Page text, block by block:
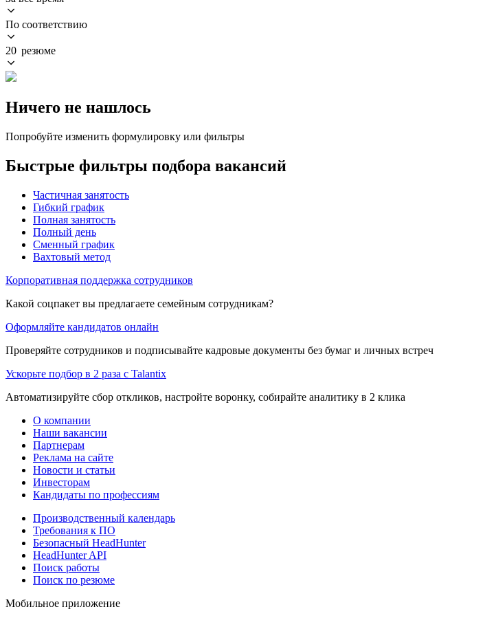
По соответствию
20 резюме
Ничего не нашлось
Попробуйте изменить формулировку или фильтры
Быстрые фильтры подбора вакансий
Частичная занятость
Гибкий график
Полная занятость
Полный день
Сменный график
Вахтовый метод
Корпоративная поддержка сотрудников
Какой соцпакет вы предлагаете семейным сотрудникам?
Оформляйте кандидатов онлайн
Проверяйте сотрудников и подписывайте кадровые документы без бумаг и личных встреч
Ускорьте подбор в 2 раза с Talantix
Автоматизируйте сбор откликов, настройте воронку, собирайте аналитику в 2 клика
О компании
Наши вакансии
Партнерам
Реклама на сайте
Новости и статьи
Инвесторам
Кандидаты по профессиям
Производственный календарь
Требования к ПО
Безопасный HeadHunter
HeadHunter API
Поиск работы
Поиск по резюме
Мобильное приложение